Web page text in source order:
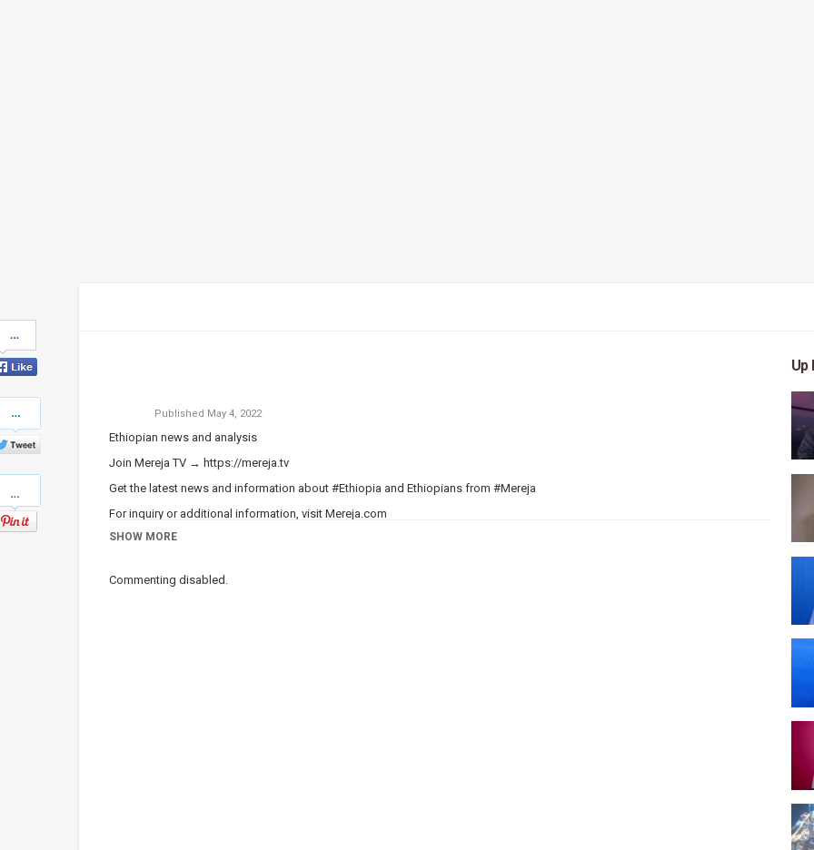
on
Facebook
on
Twitter
Published May 4, 2022
Ethiopian news and analysis
Join Mereja TV → https://mereja.tv
Get the latest news and information about #Ethiopia and Ethiopians from #Mereja
For inquiry or additional information, visit Mereja.com
Mereja presents Ethiopian news, Ethiopian music, sports, arts, and entertainment
Category Ethiopian News
SHOW MORE
Commenting disabled.
Up